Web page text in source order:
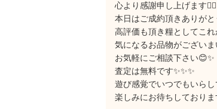
心より感謝申し上げます🙇‍♂️
本日はご成約頂きありが
高評価も頂き糧としてこれ
気になるお品物がございま
お気軽にご相談下さい😊✨
査定は無料です✨✨✨
遊び感覚でいつでもいら
楽しみにお待ちしておりま